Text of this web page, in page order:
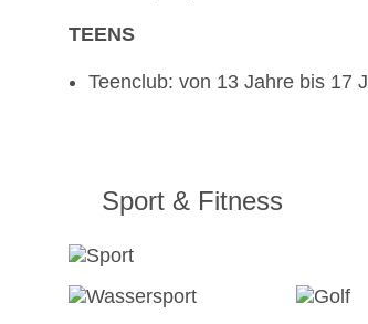
TEENS
Teenclub: von 13 Jahre bis 17
Sport & Fitness